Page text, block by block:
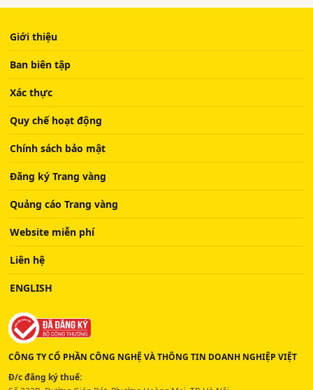
Giới thiệu
Ban biên tập
Xác thực
Quy chế hoạt động
Chính sách bảo mật
Đăng ký Trang vàng
Quảng cáo Trang vàng
Website miễn phí
Liên hệ
ENGLISH
CÔNG TY CỔ PHẦN CÔNG NGHỆ VÀ THÔNG TIN DOANH NGHIỆP VIỆT
Đ/c đăng ký thuế: